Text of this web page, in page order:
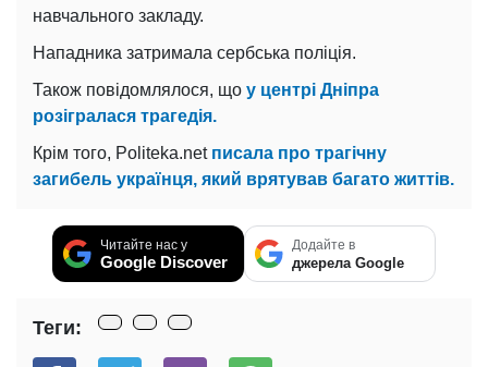
навчального закладу.
Нападника затримала сербська поліція.
Також повідомлялося, що у центрі Дніпра
розігралася трагедія.
Крім того, Politeka.net писала про трагічну
загибель українця, який врятував багато життів.
Читайте нас у
Google Discover
Додайте в
джерела Google
Теги: